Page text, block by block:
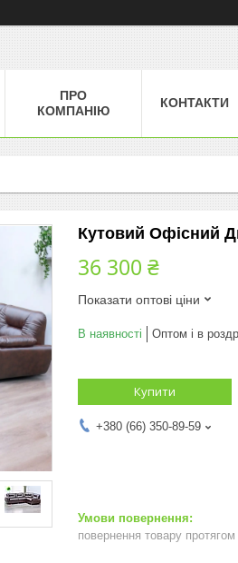
ПРО
КОМПАНІЮ
КОНТАКТИ
Кутовий Офісний
36 300 ₴
Показати оптові ціни
В наявності Оптом і в
Купити
+380 (66) 350-89-59
повернення товару протягом